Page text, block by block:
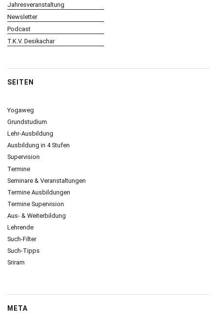
Jahresveranstaltung
Newsletter
Podcast
T.K.V. Desikachar
SEITEN
Yogaweg
Grundstudium
Lehr-Ausbildung
Ausbildung in 4 Stufen
Supervision
Termine
Seminare & Veranstaltungen
Termine Ausbildungen
Termine Supervision
Aus- & Weiterbildung
Lehrende
Such-Filter
Such-Tipps
Sriram
META